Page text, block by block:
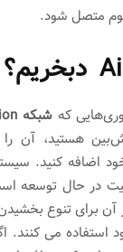
که شبکه Aion
هستید، آن
در حال توسعه
آن برای تنوع
استفاده می کنند.